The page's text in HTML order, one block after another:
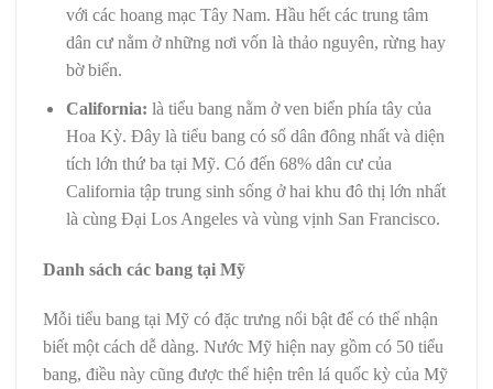
với các hoang mạc Tây Nam. Hầu hết các trung tâm
dân cư nằm ở những nơi vốn là thảo nguyên, rừng hay
bờ biển.
California: là tiểu bang nằm ở ven biển phía tây của
Hoa Kỳ. Đây là tiểu bang có số dân đông nhất và diện
tích lớn thứ ba tại Mỹ. Có đến 68% dân cư của
California tập trung sinh sống ở hai khu đô thị lớn nhất
là cùng Đại Los Angeles và vùng vịnh San Francisco.
Danh sách các bang tại Mỹ
Mỗi tiểu bang tại Mỹ có đặc trưng nổi bật để có thể nhận
biết một cách dễ dàng. Nước Mỹ hiện nay gồm có 50 tiểu
bang, điều này cũng được thể hiện trên lá quốc kỳ của Mỹ